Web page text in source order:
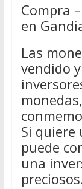
Compra
en
Las
vendido
Si quiere
puede
una